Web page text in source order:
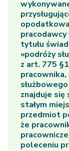
pracodawcy
tytułu
»podróży
z art. 775
pracownika,
znajduje się
stałym
przedmiot
że
poleceniu